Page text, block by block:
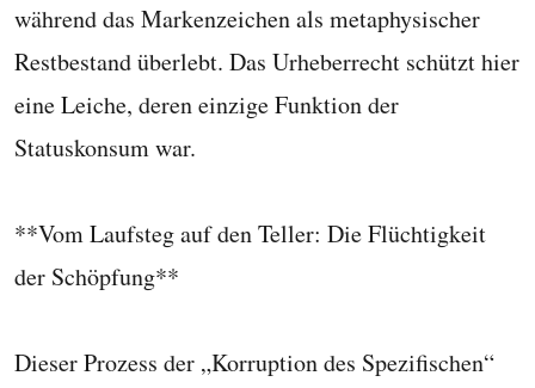
während das Markenzeichen als metaphysischer
Restbestand überlebt. Das Urheberrecht schützt hier
eine Leiche, deren einzige Funktion der
Statuskonsum war.
**Vom Laufsteg auf den Teller: Die Flüchtigkeit
der Schöpfung**
Dieser Prozess der „Korruption des Spezifischen“